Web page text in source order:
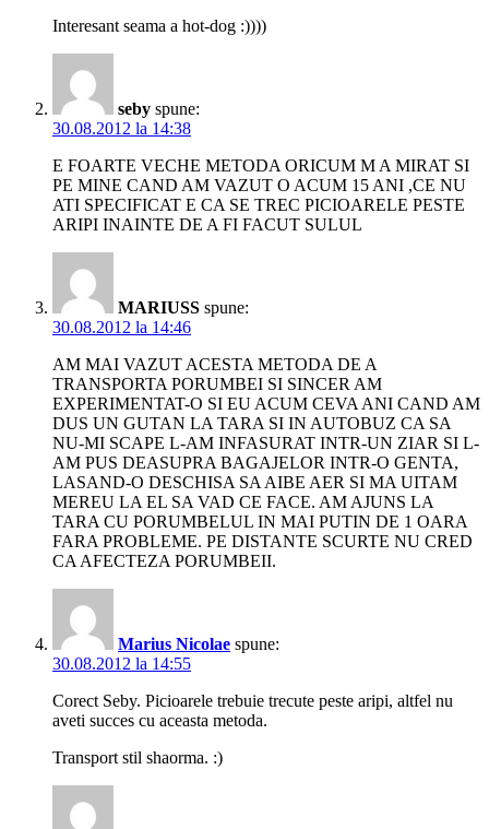
Interesant seama a hot-dog :))))
seby spune:
30.08.2012 la 14:38
E FOARTE VECHE METODA ORICUM M A MIRAT SI
PE MINE CAND AM VAZUT O ACUM 15 ANI ,CE NU
ATI SPECIFICAT E CA SE TREC PICIOARELE PESTE
ARIPI INAINTE DE A FI FACUT SULUL
MARIUSS spune:
30.08.2012 la 14:46
AM MAI VAZUT ACESTA METODA DE A
TRANSPORTA PORUMBEI SI SINCER AM
EXPERIMENTAT-O SI EU ACUM CEVA ANI CAND AM
DUS UN GUTAN LA TARA SI IN AUTOBUZ CA SA
NU-MI SCAPE L-AM INFASURAT INTR-UN ZIAR SI L-
AM PUS DEASUPRA BAGAJELOR INTR-O GENTA,
LASAND-O DESCHISA SA AIBE AER SI MA UITAM
MEREU LA EL SA VAD CE FACE. AM AJUNS LA
TARA CU PORUMBELUL IN MAI PUTIN DE 1 OARA
FARA PROBLEME. PE DISTANTE SCURTE NU CRED
CA AFECTEZA PORUMBEII.
Marius Nicolae spune:
30.08.2012 la 14:55
Corect Seby. Picioarele trebuie trecute peste aripi, altfel nu
aveti succes cu aceasta metoda.
Transport stil shaorma. :)